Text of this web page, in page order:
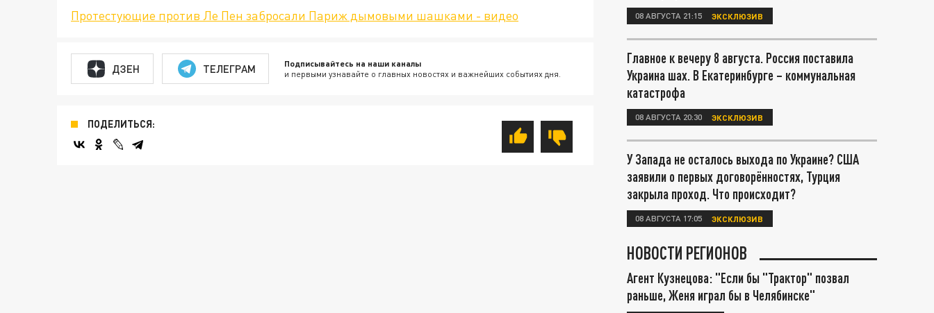
Протестующие против Ле Пен забросали Париж дымовыми шашками - видео
ДЗЕН ТЕЛЕГРАМ Подписывайтесь на наши каналы
и первыми узнавайте о главных новостях и важнейших событиях дня.
ПОДЕЛИТЬСЯ:
08 АВГУСТА 21:15 ЭКСКЛЮЗИВ
Главное к вечеру 8 августа. Россия поставила
Украина шах. В Екатеринбурге – коммунальная
катастрофа
08 АВГУСТА 20:30 ЭКСКЛЮЗИВ
У Запада не осталось выхода по Украине? США
заявили о первых договорённостях, Турция
закрыла проход. Что происходит?
08 АВГУСТА 17:05 ЭКСКЛЮЗИВ
НОВОСТИ РЕГИОНОВ
Агент Кузнецова: "Если бы "Трактор" позвал
раньше, Женя играл бы в Челябинске"